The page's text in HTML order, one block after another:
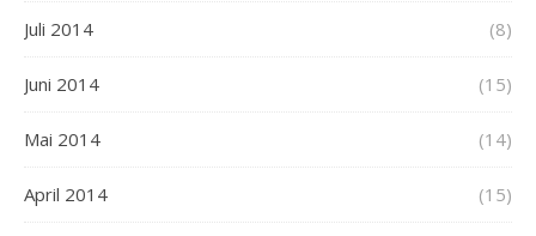
Juli 2014 (8)
Juni 2014 (15)
Mai 2014 (14)
April 2014 (15)